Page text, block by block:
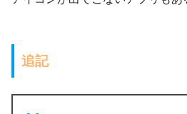
追記